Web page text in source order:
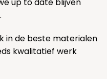
up to date blijven
in de beste materialen
kwalitatief werk